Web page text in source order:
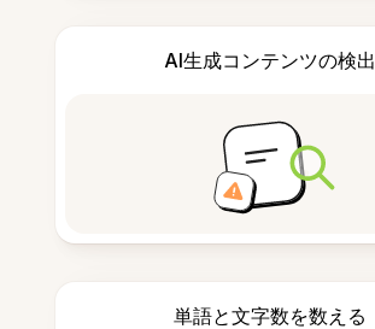
AI生成コンテンツの検出
単語と文字数を数える